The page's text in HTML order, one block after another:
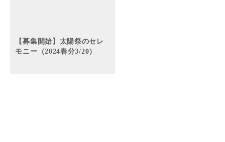
【募集開始】太陽祭のセレ
モニー（2024春分3/20）